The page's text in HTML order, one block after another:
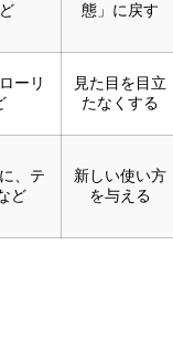
態」に戻す
ーリ
見た目を目立
たなくする
、テ
ど
新しい使い方
を与える